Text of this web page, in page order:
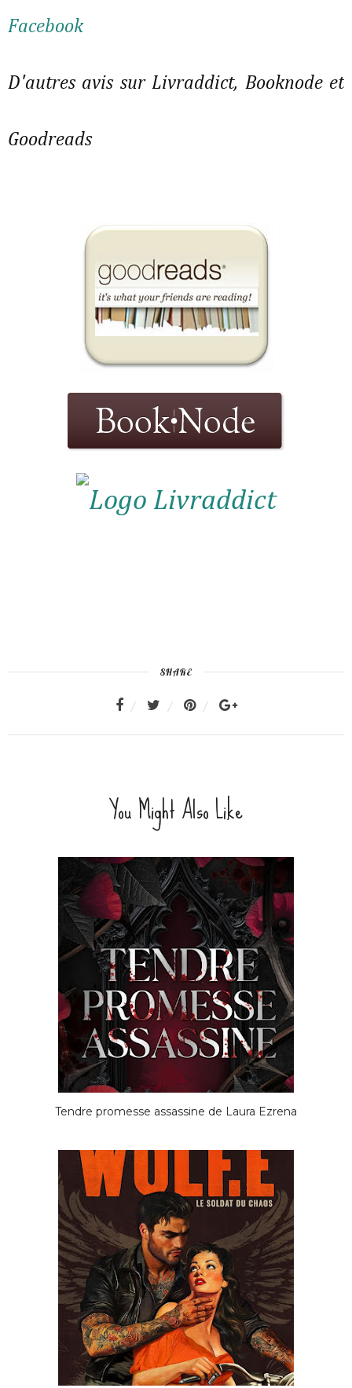
Facebook
D'autres avis sur Livraddict, Booknode et
Goodreads
SHARE
You Might Also Like
Tendre promesse assassine de Laura Ezrena